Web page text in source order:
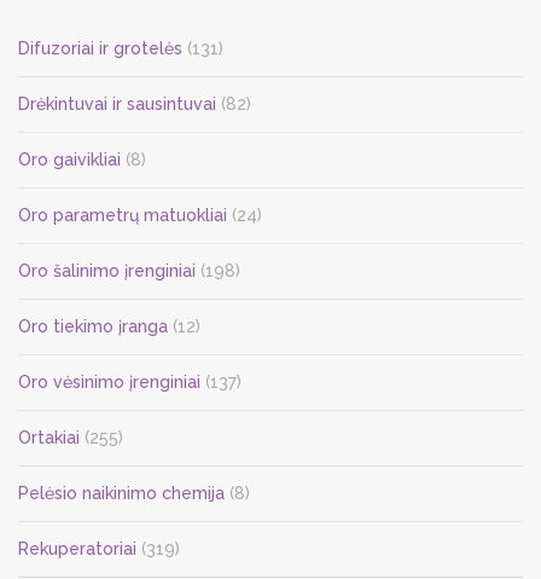
Difuzoriai ir grotelės (131)
Drėkintuvai ir sausintuvai (82)
Oro gaivikliai (8)
Oro parametrų matuokliai (24)
Oro šalinimo įrenginiai (198)
Oro tiekimo įranga (12)
Oro vėsinimo įrenginiai (137)
Ortakiai (255)
Pelėsio naikinimo chemija (8)
Rekuperatoriai (319)